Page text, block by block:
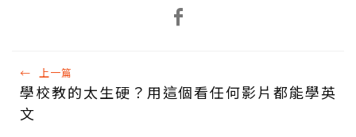
← 上一篇
學校教的太生硬？用這個看任何影片都能學英
文